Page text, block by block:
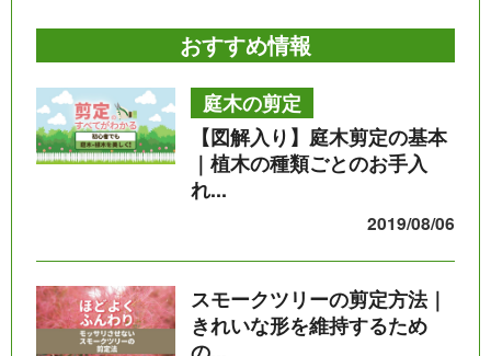
おすすめ情報
庭木の剪定
【図解入り】庭木剪定の基本
｜植木の種類ごとのお手入
れ...
2019/08/06
スモークツリーの剪定方法｜
きれいな形を維持するため